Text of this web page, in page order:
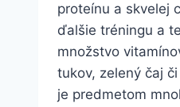
proteínu a skvelej
ďalšie tréningu a
množstvo
tukov, zelený čaj
je predmetom